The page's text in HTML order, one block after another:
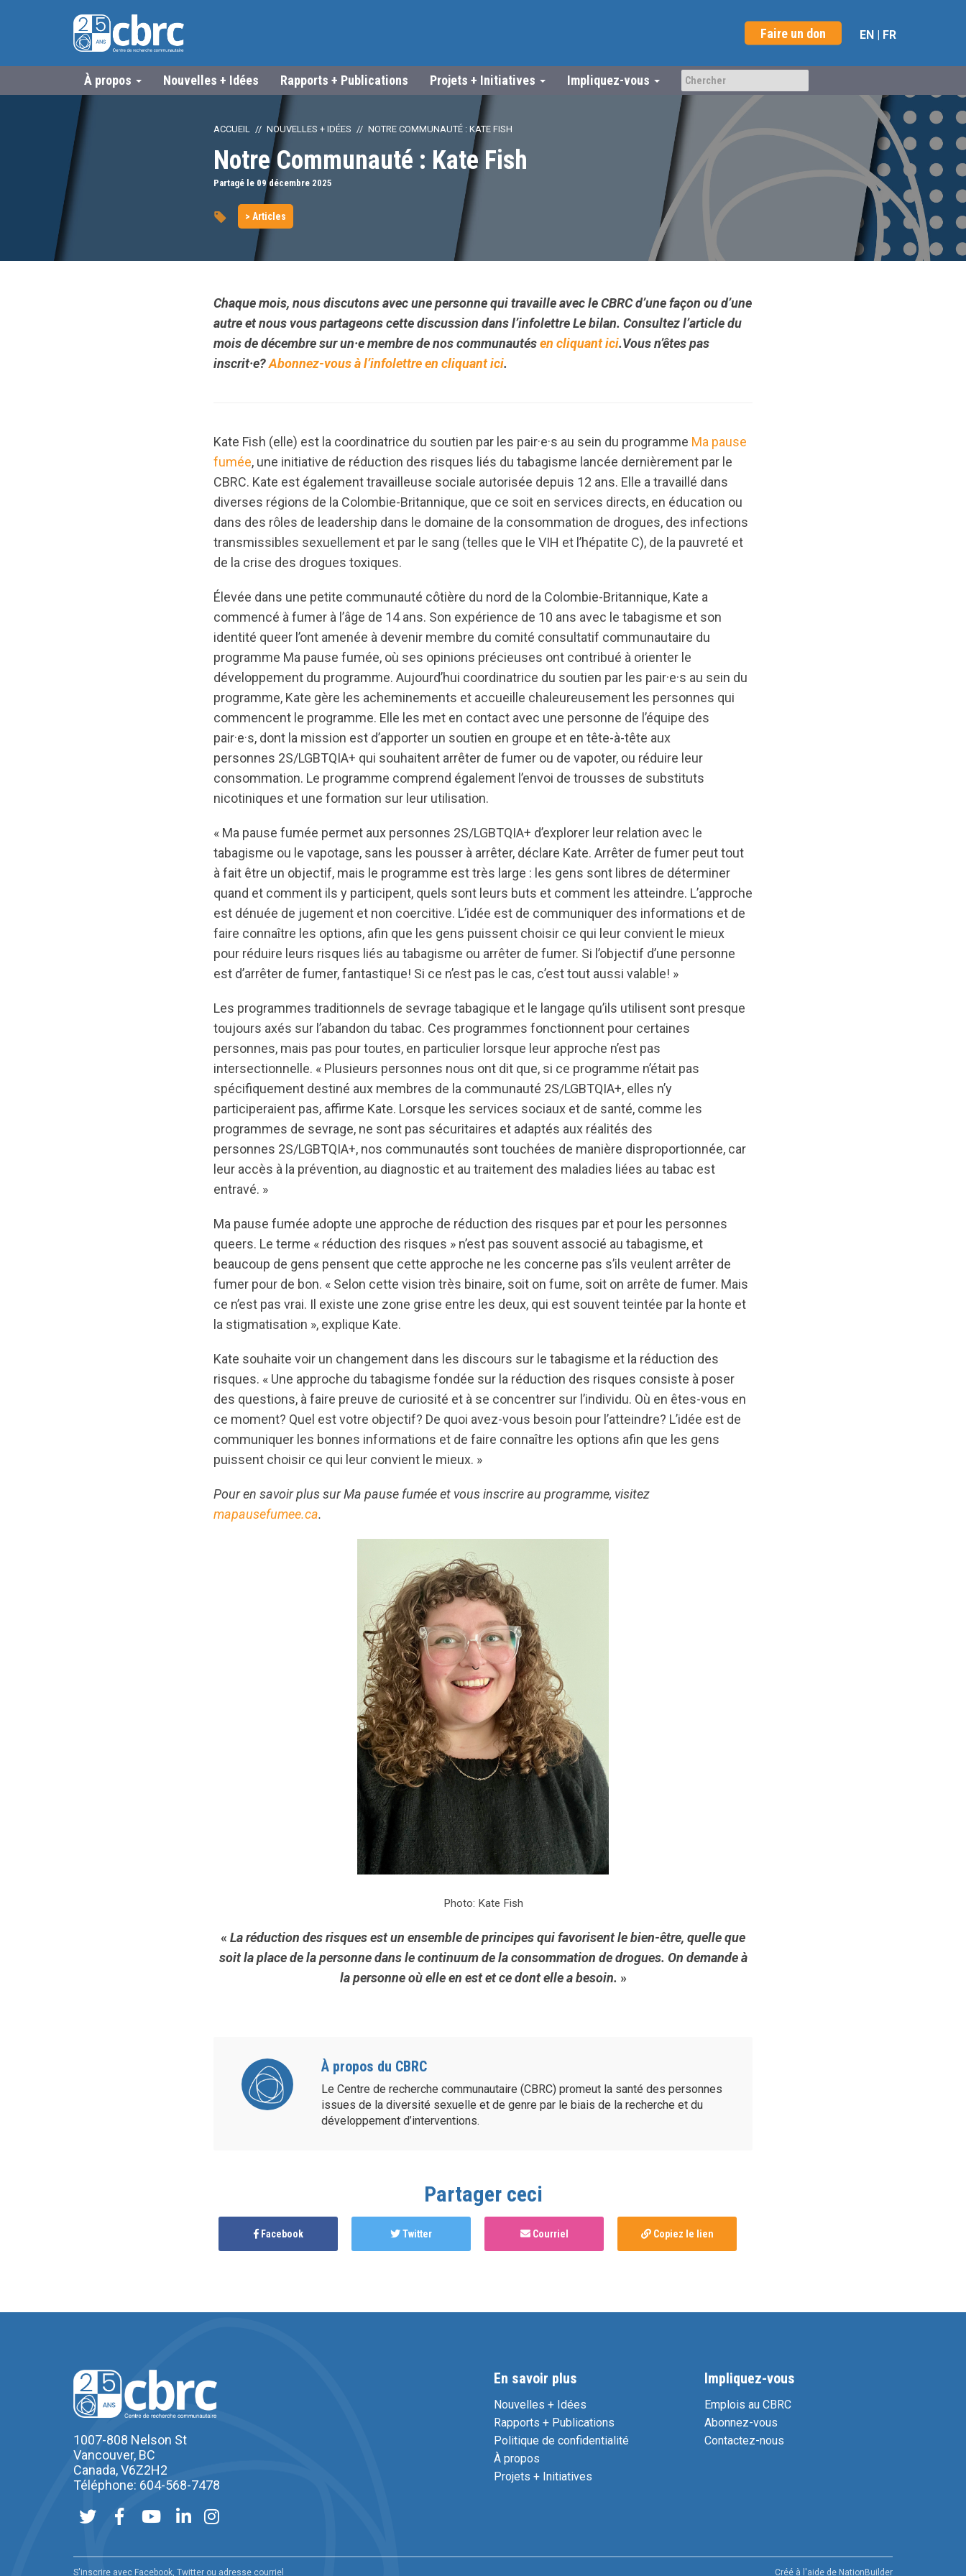
Faire un don EN | FR
À propos Nouvelles + Idées Rapports + Publications Projets + Initiatives Impliquez-vous
ACCUEIL NOUVELLES + IDÉES NOTRE COMMUNAUTÉ : KATE FISH
Notre Communauté : Kate Fish
Partagé le 09décembre 2025
> Articles
Chaque mois, nous discutons avec une personne qui travaille avec le CBRC d’une façon ou d’une
autre et nous vous partageons cette discussion dans l’infolettre Le bilan. Consultez l’article du
mois de décembre sur un·e membre de nos communautésen cliquant ici.Vous n’êtes pas
inscrit·e?Abonnez-vous à l’infolettre en cliquant ici.
Kate Fish (elle) est la coordinatrice du soutien par les pair·e·s au sein du programme Ma pause
fumée, une initiative de réduction des risques liés du tabagisme lancée dernièrement par le
CBRC. Kate est également travailleuse sociale autorisée depuis 12 ans. Elle a travaillé dans
diverses régions de la Colombie-Britannique, que ce soit en services directs, en éducation ou
dans des rôles de leadership dans le domaine de la consommation de drogues, des infections
transmissibles sexuellement et par le sang (telles que le VIH et l’hépatite C), de la pauvreté et
de la crise des drogues toxiques.
Élevée dans une petite communauté côtière du nord de la Colombie-Britannique, Kate a
commencé à fumer à l’âge de 14 ans. Son expérience de 10 ans avec le tabagisme et son
identité queer l’ont amenée à devenir membre du comité consultatif communautaire du
programme Ma pause fumée, où ses opinions précieuses ont contribué à orienter le
développement du programme. Aujourd’hui coordinatrice du soutien par les pair·e·s au sein du
programme, Kate gère les acheminements et accueille chaleureusement les personnes qui
commencent le programme. Elle les met en contact avec une personne de l’équipe des
pair·e·s, dont la mission est d’apporter un soutien en groupe et en tête-à-tête aux
personnes 2S/LGBTQIA+ qui souhaitent arrêter de fumer ou de vapoter, ou réduire leur
consommation. Le programme comprend également l’envoi de trousses de substituts
nicotiniques et une formation sur leur utilisation.
« Ma pause fumée permet aux personnes 2S/LGBTQIA+ d’explorer leur relation avec le
tabagisme ou le vapotage, sans les pousser à arrêter, déclare Kate. Arrêter de fumer peut tout
à fait être un objectif, mais le programme est très large : les gens sont libres de déterminer
quand et comment ils y participent, quels sont leurs buts et comment les atteindre. L’approche
est dénuée de jugement et non coercitive. L’idée est de communiquer des informations et de
faire connaître les options, afin que les gens puissent choisir ce qui leur convient le mieux
pour réduire leurs risques liés au tabagisme ou arrêter de fumer. Si l’objectif d’une personne
est d’arrêter de fumer, fantastique! Si ce n’est pas le cas, c’est tout aussi valable! »
Les programmes traditionnels de sevrage tabagique et le langage qu’ils utilisent sont presque
toujours axés sur l’abandon du tabac. Ces programmes fonctionnent pour certaines
personnes, mais pas pour toutes, en particulier lorsque leur approche n’est pas
intersectionnelle. « Plusieurs personnes nous ont dit que, si ce programme n’était pas
spécifiquement destiné aux membres de la communauté 2S/LGBTQIA+, elles n’y
participeraient pas, affirme Kate. Lorsque les services sociaux et de santé, comme les
programmes de sevrage, ne sont pas sécuritaires et adaptés aux réalités des
personnes 2S/LGBTQIA+, nos communautés sont touchées de manière disproportionnée, car
leur accès à la prévention, au diagnostic et au traitement des maladies liées au tabac est
entravé. »
Ma pause fumée adopte une approche de réduction des risques par et pour les personnes
queers. Le terme « réduction des risques » n’est pas souvent associé au tabagisme, et
beaucoup de gens pensent que cette approche ne les concerne pas s’ils veulent arrêter de
fumer pour de bon. « Selon cette vision très binaire, soit on fume, soit on arrête de fumer. Mais
ce n’est pas vrai. Il existe une zone grise entre les deux, qui est souvent teintée par la honte et
la stigmatisation », explique Kate.
Kate souhaite voir un changement dans les discours sur le tabagisme et la réduction des
risques. « Une approche du tabagisme fondée sur la réduction des risques consiste à poser
des questions, à faire preuve de curiosité et à se concentrer sur l’individu. Où en êtes-vous en
ce moment? Quel est votre objectif? De quoi avez-vous besoin pour l’atteindre? L’idée est de
communiquer les bonnes informations et de faire connaître les options afin que les gens
puissent choisir ce qui leur convient le mieux. »
Pour en savoir plus sur Ma pause fumée et vous inscrire au programme, visitez
mapausefumee.ca.
Photo: Kate Fish
« La réduction des risques est un ensemble de principes qui favorisent le bien-être, quelle que
soit la place de la personne dans le continuum de la consommation de drogues. On demande à
la personne où elle en est et ce dont elle a besoin. »
À propos du CBRC
Le Centre de recherche communautaire (CBRC) promeut la santé des personnes
issues de la diversité sexuelle et de genre par le biais de la recherche et du
développement d’interventions.
Partager ceci
Facebook Twitter Courriel Copiez le lien
1007-808 Nelson St
Vancouver, BC
Canada, V6Z2H2
Téléphone: 604-568-7478
En savoir plus
Nouvelles + Idées
Rapports + Publications
Politique de confidentialité
À propos
Projets + Initiatives
Impliquez-vous
Emplois au CBRC
Abonnez-vous
Contactez-nous
S'inscrire avec Facebook, Twitter ou adresse courriel Créé à l'aide de NationBuilder